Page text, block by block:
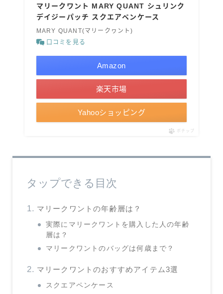
マリークワント MARY QUANT シュリンク
デイジーパッチ スクエアペンケース
MARY QUANT(マリークヮント)
口コミを見る
Amazon
楽天市場
Yahooショッピング
ポチップ
タップできる目次
マリークワントの年齢層は？
実際にマリークワントを購入した人の年齢
層は？
マリークワントのバッグは何歳まで？
マリークワントのおすすめアイテム3選
スクエアペンケース